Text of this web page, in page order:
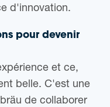
d'innovation.
pour devenir
et ce,
belle. C'est une
de collaborer